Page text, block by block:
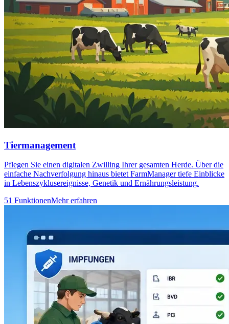
Tiermanagement
Pflegen Sie einen digitalen Zwilling Ihrer gesamten Herde. Über die
einfache Nachverfolgung hinaus bietet FarmManager tiefe Einblicke
in Lebenszyklusereignisse, Genetik und Ernährungsleistung.
51 FunktionenMehr erfahren